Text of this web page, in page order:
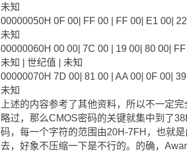
未知
00000050H 0F 00| FF 00 | FF 00| E1 00|
未知
00000060H 00 00| 7C 00 | 19 00| 80 00|
未知 | 世纪值 | 未知
00000070H 7D 00| 81 00 | AA 00| 0F 00|
未知
上述的内容参考了其他资料，所以不一定
略过，那么CMOS密码的关键就集中到了
码，每一个字符的范围由20H-7FH，也就
去，好象不压缩一下是不行的。的确，